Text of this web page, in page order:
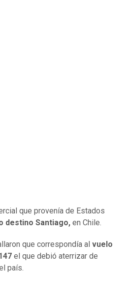
que provenía de Estados
destino Santiago, en Chile.
que correspondía al vuelo
el que debió aterrizar de
país.